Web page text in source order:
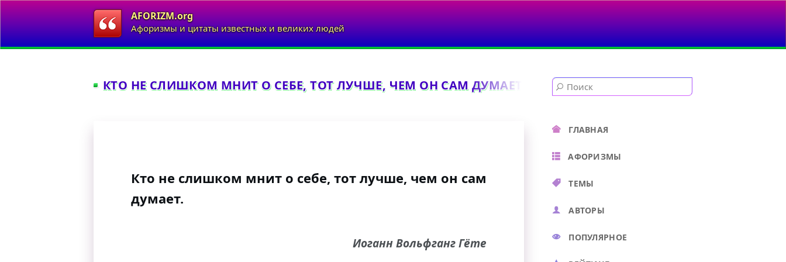
AFORIZM.org
Афоризмы и цитаты известных и великих людей
КТО НЕ СЛИШКОМ МНИТ О СЕБЕ, ТОТ ЛУЧШЕ, ЧЕМ ОН САМ ДУМАЕТ...
Кто не слишком мнит о себе, тот лучше, чем он сам
думает.
Иоганн Вольфганг Гёте
ГЛАВНАЯ
АФОРИЗМЫ
ТЕМЫ
АВТОРЫ
ПОПУЛЯРНОЕ